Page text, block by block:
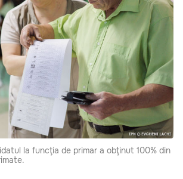
la funcţia de primar a obţinut 100% din